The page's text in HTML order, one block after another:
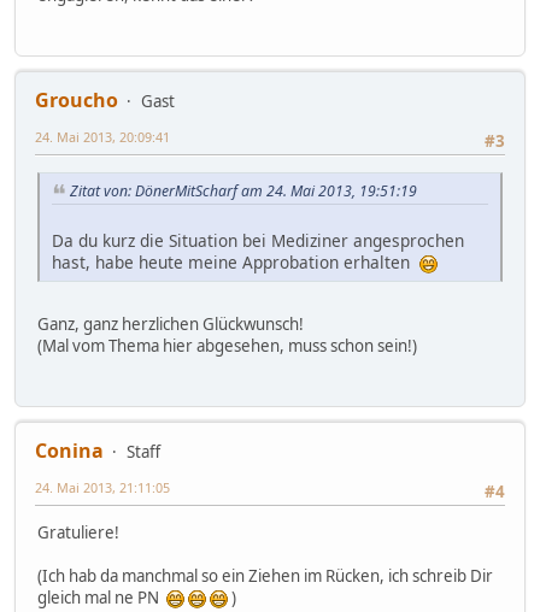
Groucho
Gast
#3
24. Mai 2013, 20:09:41
Zitat von: DönerMitScharf am 24. Mai 2013, 19:51:19
Da du kurz die Situation bei Mediziner angesprochen
hast, habe heute meine Approbation erhalten
Ganz, ganz herzlichen Glückwunsch!
(Mal vom Thema hier abgesehen, muss schon sein!)
Conina
Staff
#4
24. Mai 2013, 21:11:05
Gratuliere!
(Ich hab da manchmal so ein Ziehen im Rücken, ich schreib Dir
gleich mal ne PN
)